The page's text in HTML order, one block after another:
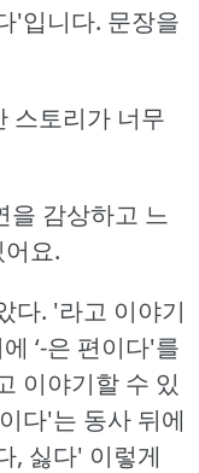
'입니다. 문장을
스토리가 너무
을 감상하고 느
요.
다. '라고 이야기
‘-은 편이다'를
이야기할 수 있
다'는 동사 뒤에
, 싫다' 이렇게